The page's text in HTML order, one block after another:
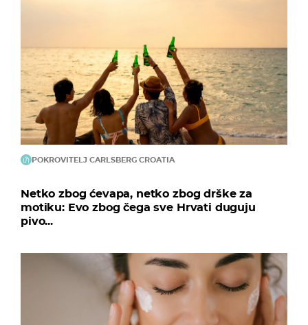
POKROVITELJ CARLSBERG CROATIA
Netko zbog ćevapa, netko zbog drške za
motiku: Evo zbog čega sve Hrvati duguju
pivo...